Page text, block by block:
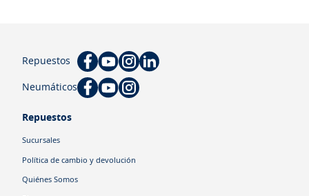
Repuestos
Neumáticos
Repuestos
Sucursales
Política de cambio y devolución
Quiénes Somos